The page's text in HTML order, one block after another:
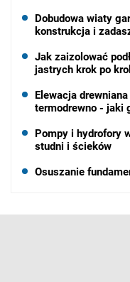
Dobudowa wiaty
konstrukcja i
Jak zaizolować
jastrych krok po
Elewacja
termodrewno - jaki
Pompy i hydrofory
studni i ścieków
Osuszanie